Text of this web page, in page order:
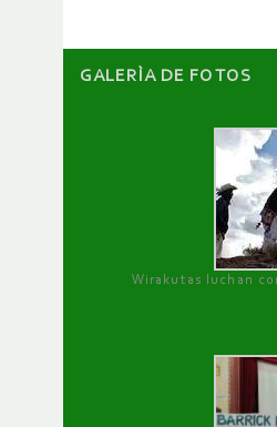
GALERÌA DE FOTOS
Wirakutas luchan